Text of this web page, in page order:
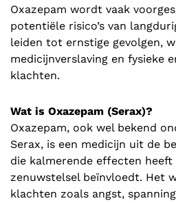
Oxazepam wordt vaak
potentiële risico’s van
leiden tot ernstige gevolgen,
medicijnverslaving en fysieke
klachten.
Wat is Oxazepam (Serax)?
Oxazepam, ook wel bekend
Serax, is een medicijn uit de
die kalmerende effecten
zenuwstelsel beïnvloedt. Het
klachten zoals angst,